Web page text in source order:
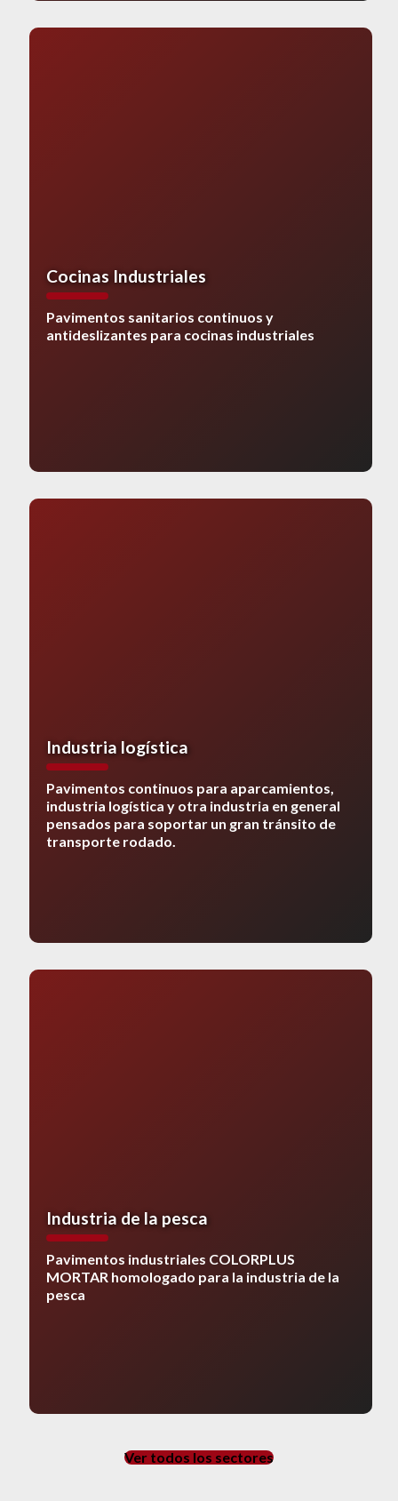
Cocinas Industriales
Pavimentos sanitarios continuos y
antideslizantes para cocinas industriales
Industria logística
Pavimentos continuos para aparcamientos,
industria logística y otra industria en general
pensados para soportar un gran tránsito de
transporte rodado.
Industria de la pesca
Pavimentos industriales COLORPLUS
MORTAR homologado para la industria de la
pesca
Ver todos los sectores